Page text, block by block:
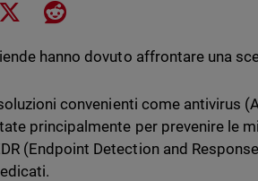
on Facebook
Share on XShare on Reddit
hanno dovuto affrontare una
convenienti come antivirus
principalmente per prevenire le
(Endpoint Detection and